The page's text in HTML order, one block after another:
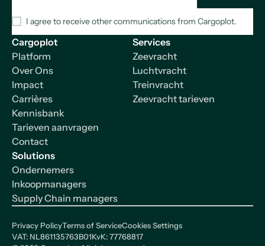
Cargoplot
Platform
Over Ons
Impact
Carrières
Kennisbank
Tarieven aanvragen
Contact
Services
Zeevracht
Luchtvracht
Treinvracht
Zeevracht tarieven
Solutions
Ondernemers
Inkoopmanagers
Supply Chain managers
I agree to receive other communications from Cargoplot.
Privacy PolicyTerms of ServiceCookies Settings
VAT: NL861135763B01KvK: 77768817